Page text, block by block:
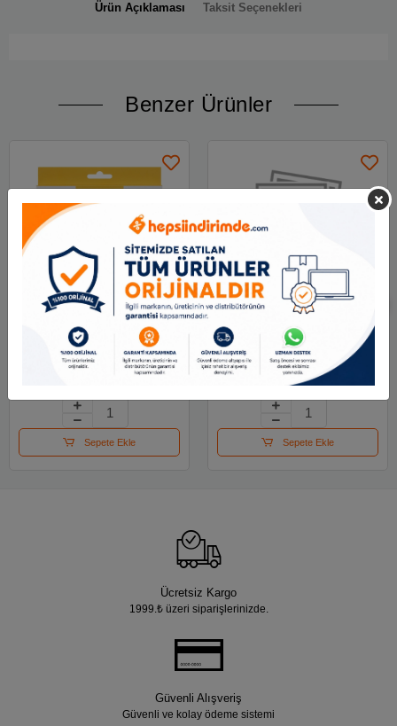
Ürün Açıklaması Taksit Seçenekleri
Benzer Ürünler
Adel Keçeli Kalem
Jumbo 2220 000001
Sepete Ekle
Lyra Aqua Brush Duo
Askılı Paket 36lı
L6521360
5,571.22 TL
Sepete Ekle
Ücretsiz Kargo
1999.₺ üzeri siparişlerinizde.
Güvenli Alışveriş
Güvenli ve kolay ödeme sistemi